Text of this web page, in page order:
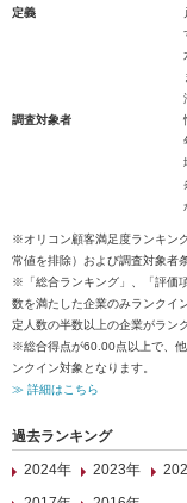
定義
調査対象者
※オリコン顧客満足度ランキン
常値を排除）および調査対象者
※「総合ランキング」、「評価
数を満たした企業のみランクイ
定人数の半数以上の企業がラン
※総合得点が60.00点以上で、
ンクイン対象となります。
≫ 詳細はこちら
過去ランキング
2024年
2023年